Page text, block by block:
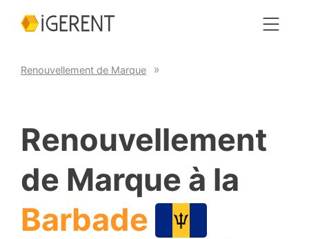
Renouvellement de Marque
Renouvellement
de Marque à la
Barbade